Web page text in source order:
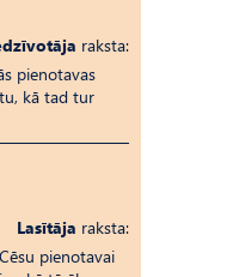
raksta:
pienotavas
kā tad tur
Lasītāja raksta:
pienotavai